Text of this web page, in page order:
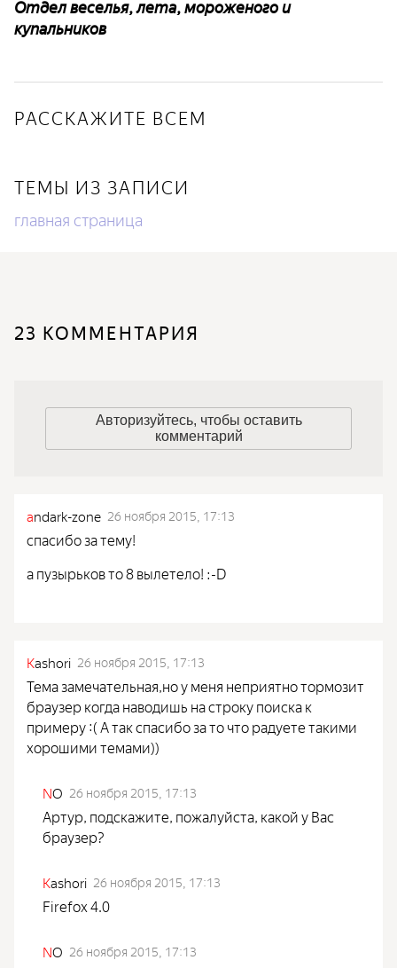
купальников
РАССКАЖИТЕ ВСЕМ
ТЕМЫ ИЗ ЗАПИСИ
главная страница
23 КОММЕНТАРИЯ
Авторизуйтесь, чтобы оставить
комментарий
andark-zone 26 ноября 2015, 17:13
спасибо за тему!
а пузырьков то 8 вылетело! :-D
Kashori 26 ноября 2015, 17:13
Тема замечательная,но у меня неприятно тормозит
браузер когда наводишь на строку поиска к
примеру :( А так спасибо за то что радуете такими
хорошими темами))
NO 26 ноября 2015, 17:13
Артур, подскажите, пожалуйста, какой у Вас
браузер?
Kashori 26 ноября 2015, 17:13
Firefox 4.0
NO 26 ноября 2015, 17:13